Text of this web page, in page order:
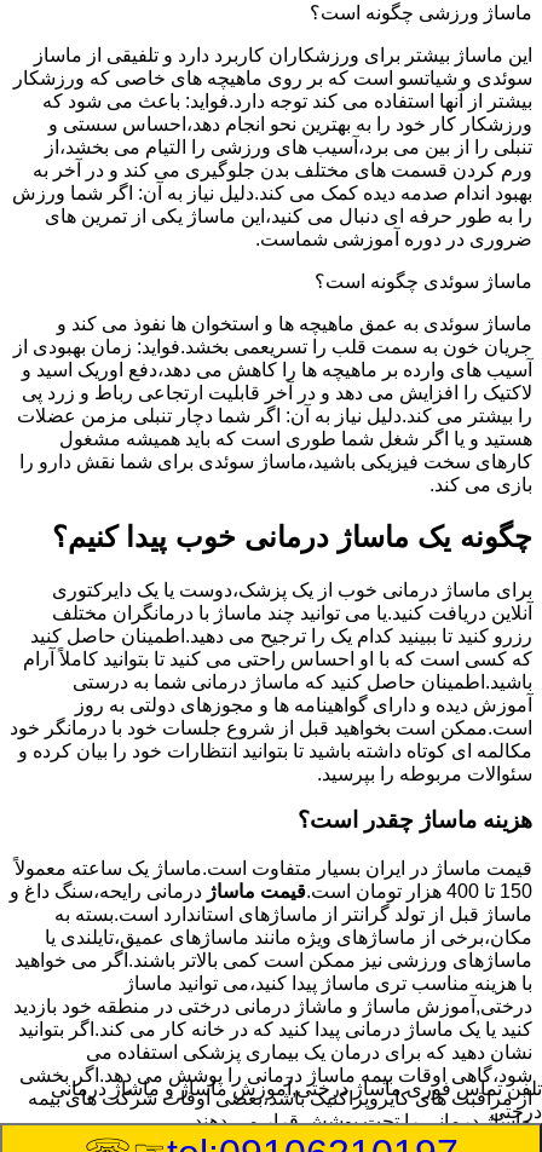
ماساژ ورزشی چگونه است؟
این ماساژ بیشتر برای ورزشکاران کاربرد دارد و تلفیقی از ماساز
سوئدی و شیاتسو است که بر روی ماهیچه های خاصی که ورزشکار
بیشتر از آنها استفاده می کند توجه دارد.فواید: باعث می شود که
ورزشکار کار خود را به بهترین نحو انجام دهد،احساس سستی و
تنبلی را از بین می برد،آسیب های ورزشی را التیام می بخشد،از
ورم کردن قسمت های مختلف بدن جلوگیری می کند و در آخر به
بهبود اندام صدمه دیده کمک می کند.دلیل نیاز به آن: اگر شما ورزش
را به طور حرفه ای دنبال می کنید،این ماساژ یکی از تمرین های
ضروری در دوره آموزشی شماست.
ماساژ سوئدی چگونه است؟
ماساژ سوئدی به عمق ماهیچه ها و استخوان ها نفوذ می کند و
جریان خون به سمت قلب را تسریعمی بخشد.فواید: زمان بهبودی از
آسیب های وارده بر ماهیچه ها را کاهش می دهد،دفع اوریک اسید و
لاکتیک را افزایش می دهد و در آخر قابلیت ارتجاعی رباط و زرد پی
را بیشتر می کند.دلیل نیاز به آن: اگر شما دچار تنبلی مزمن عضلات
هستید و یا اگر شغل شما طوری است که باید همیشه مشغول
کارهای سخت فیزیکی باشید،ماساژ سوئدی برای شما نقش دارو را
بازی می کند.
چگونه یک ماساژ درمانی خوب پیدا کنیم؟
برای ماساژ درمانی خوب از یک پزشک،دوست یا یک دایرکتوری
آنلاین دریافت کنید.یا می توانید چند ماساژ با درمانگران مختلف
رزرو کنید تا ببینید کدام یک را ترجیح می دهید.اطمینان حاصل کنید
که کسی است که با او احساس راحتی می کنید تا بتوانید کاملاً آرام
باشید.اطمینان حاصل کنید که ماساژ درمانی شما به درستی
آموزش دیده و دارای گواهینامه ها و مجوزهای دولتی به روز
است.ممکن است بخواهید قبل از شروع جلسات خود با درمانگر خود
مکالمه ای کوتاه داشته باشید تا بتوانید انتظارات خود را بیان کرده و
سئوالات مربوطه را بپرسید.
هزینه ماساژ چقدر است؟
قیمت ماساژ در ایران بسیار متفاوت است.ماساژ یک ساعته معمولاً
150 تا 400 هزار تومان است.
قیمت ماساژ درمانی رایحه،سنگ داغ و
ماساژ قبل از تولد گرانتر از ماساژهای استاندارد است.بسته به
مکان،برخی از ماساژهای ویژه مانند ماساژهای عمیق،تایلندی یا
ماساژهای ورزشی نیز ممکن است کمی بالاتر باشند.اگر می خواهید
با هزینه مناسب تری ماساژ پیدا کنید،می توانید ماساژ
درختی,آموزش ماساژ و ماشاژ درمانی درختی در منطقه خود بازدید
کنید یا یک ماساژ درمانی پیدا کنید که در خانه کار می کند.اگر بتوانید
نشان دهید که برای درمان یک بیماری پزشکی استفاده می
شود،گاهی اوقات بیمه ماساژ درمانی را پوشش می دهد.اگر بخشی
از مراقبت های کایروپراکتیک باشد،بعضی اوقات شرکت های بیمه
ماساژ درمانی را تحت پوشش قرار می دهند.
تلفن تماس فوریماساژ درختی,آموزش ماساژ و ماشاژ درمانی
درختی